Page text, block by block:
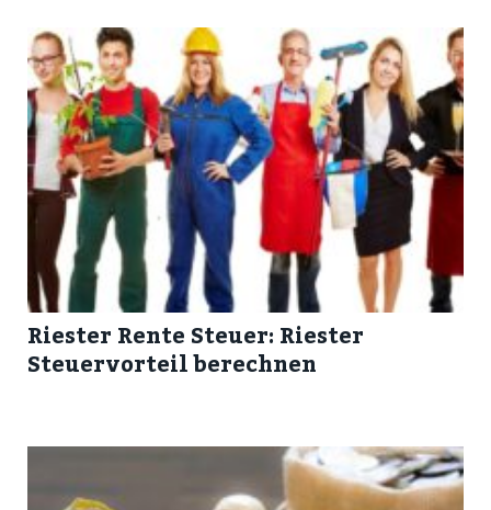
Riester Rente Steuer: Riester
Steuervorteil berechnen